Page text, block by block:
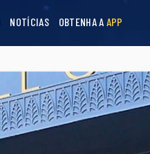
NOTÍCIAS OBTENHA A APP